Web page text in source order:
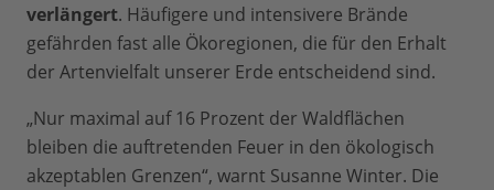
verlängert. Häufigere und intensivere Brände
gefährden fast alle Ökoregionen, die für den Erhalt
der Artenvielfalt unserer Erde entscheidend sind.
„Nur maximal auf 16 Prozent der Waldflächen
bleiben die auftretenden Feuer in den ökologisch
akzeptablen Grenzen“, warnt Susanne Winter. Die